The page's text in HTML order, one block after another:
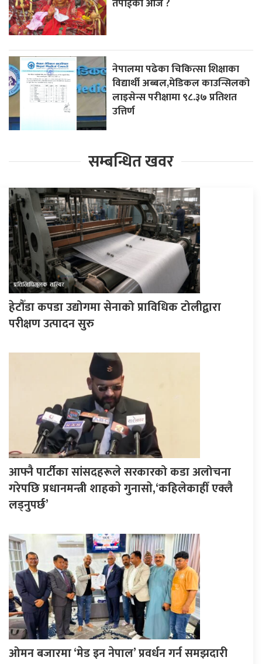
नेपालमा पढेका चिकित्सा शिक्षाका
विद्यार्थी अब्बल,मेडिकल काउन्सिलको
लाइसेन्स परीक्षामा ९८.३७ प्रतिशत
उत्तिर्ण
सम्बन्धित खवर
हेटौँडा कपडा उद्योगमा सेनाको प्राविधिक टोलीद्वारा
परीक्षण उत्पादन सुरु
आफ्नै पार्टीका सांसदहरूले सरकारको कडा अलोचना
गरेपछि प्रधानमन्त्री शाहकाे गुनासाे,‘कहिलेकाहीँ एक्लै
लड्नुपर्छ’
ओमन बजारमा ‘मेड इन नेपाल’ प्रवर्धन गर्न समझदारी